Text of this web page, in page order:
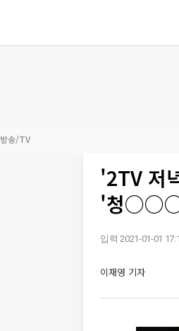
방송/TV
'2TV 저
'청
입력 2021-01-01
이재영 기자